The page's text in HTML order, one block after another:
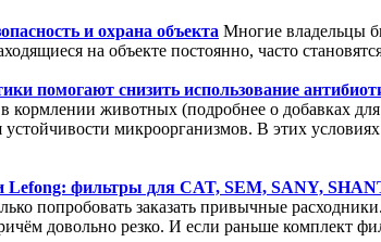
и охрана объекта Многие владельцы
на объекте постоянно, часто
помогают снизить использование
кормлении животных (подробнее о добавках
микроорганизмов. В этих
Lefong: фильтры для CAT, SEM, SANY,
попробовать заказать привычные
довольно резко. И если раньше комплект